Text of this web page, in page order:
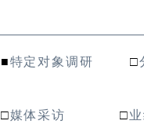
■特定对象调研 □
□媒体采访 □